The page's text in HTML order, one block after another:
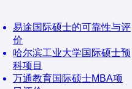
易途国际硕士的可靠性与评
价
哈尔滨工业大学国际硕士预
科项目
万通教育国际硕士MBA项